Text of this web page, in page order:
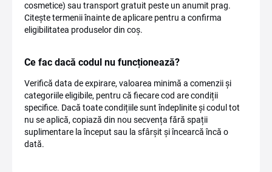
cosmetice) sau transport gratuit peste un anumit prag.
Citește termenii înainte de aplicare pentru a confirma
eligibilitatea produselor din coș.
Ce fac dacă codul nu funcționează?
Verifică data de expirare, valoarea minimă a comenzii și
categoriile eligibile, pentru că fiecare cod are condiții
specifice. Dacă toate condițiile sunt îndeplinite și codul tot
nu se aplică, copiază din nou secvența fără spații
suplimentare la început sau la sfârșit și încearcă încă o
dată.